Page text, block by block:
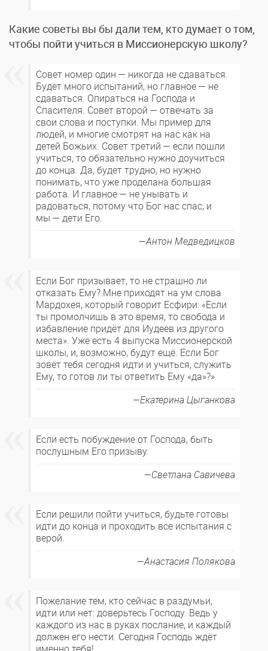
Какие советы вы бы дали тем, кто думает о том,
чтобы пойти учиться в Миссионерскую школу?
Совет номер один — никогда не сдаваться.
Будет много испытаний, но главное — не
сдаваться. Опираться на Господа и
Спасителя. Совет второй — отвечать за
свои слова и поступки. Мы пример для
людей, и многие смотрят на нас как на
детей Божьих. Совет третий — если пошли
учиться, то обязательно нужно доучиться
до конца. Да, будет трудно, но нужно
понимать, что уже проделана большая
работа. И главное — не унывать и
радоваться, потому что Бог нас спас, и
мы — дети Его.
Антон Медведицков
Если Бог призывает, то не страшно ли
отказать Ему? Мне приходят на ум слова
Мардохея, который говорит Есфири: «Если
ты промолчишь в это время, то свобода и
избавление придёт для Иудеев из другого
места». Уже есть 4 выпуска Миссионерской
школы, и, возможно, будут ещё. Если Бог
зовёт тебя сегодня идти и учиться, служить
Ему, то готов ли ты ответить Ему «да»?»
Екатерина Цыганкова
Если есть побуждение от Господа, быть
послушным Его призыву.
Светлана Савичева
Если решили пойти учиться, будьте готовы
идти до конца и проходить все испытания с
верой.
Анастасия Полякова
Пожелание тем, кто сейчас в раздумьи,
идти или нет: доверьтесь Господу. Ведь у
каждого из нас в руках послание, и каждый
должен его нести. Сегодня Господь ждёт